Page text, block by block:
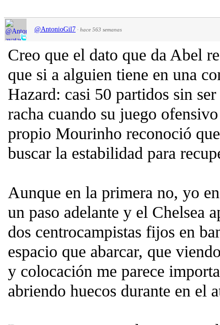
@AntonioGil7 · hace 563 semanas
Creo que el dato que da Abel
que si a alguien tiene en una
Hazard: casi 50 partidos sin
racha cuando su juego
propio Mourinho reconoció
buscar la estabilidad para
Aunque en la primera no, yo
un paso adelante y el Chelsea
dos centrocampistas fijos en
espacio que abarcar, que
y colocación me parece
abriendo huecos durante en el